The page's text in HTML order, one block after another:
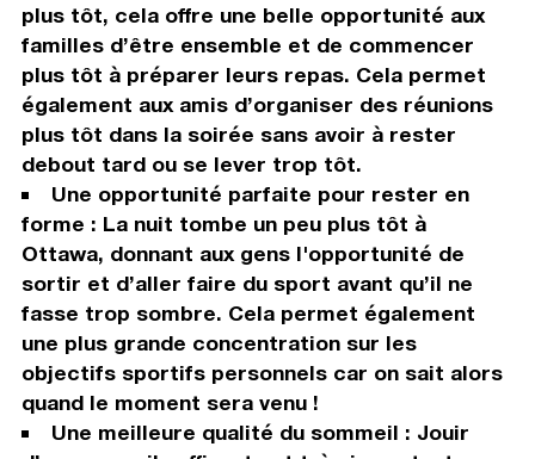
plus tôt, cela offre une belle opportunité aux
familles d’être ensemble et de commencer
plus tôt à préparer leurs repas. Cela permet
également aux amis d’organiser des réunions
plus tôt dans la soirée sans avoir à rester
debout tard ou se lever trop tôt.
Une opportunité parfaite pour rester en
forme : La nuit tombe un peu plus tôt à
Ottawa, donnant aux gens l'opportunité de
sortir et d’aller faire du sport avant qu’il ne
fasse trop sombre. Cela permet également
une plus grande concentration sur les
objectifs sportifs personnels car on sait alors
quand le moment sera venu !
Une meilleure qualité du sommeil : Jouir